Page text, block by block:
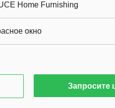
Home Furnishing
окно
Запросите